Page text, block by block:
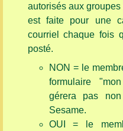
autorisés aux
est faite pour une
courriel chaque fois
posté.
NON = le
formulaire
gérera pas
Sesame.
OUI = le